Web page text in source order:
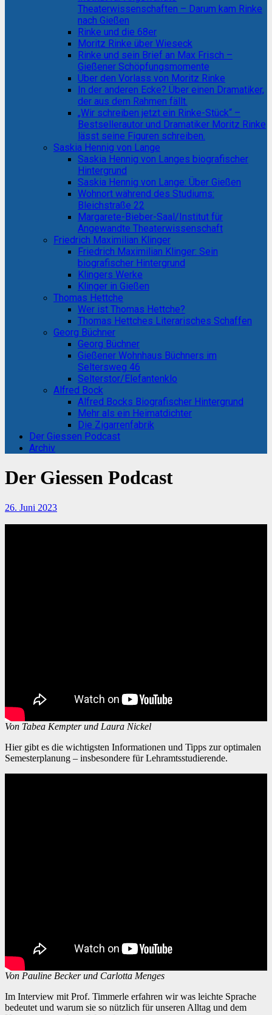
Theaterwissenschaften – Darum kam Rinke
nach Gießen
Rinke und die 68er
Moritz Rinke über Wieseck
Rinke und sein Brief an Max Frisch –
Gießener Schöpfungsmomente
Über den Vorlass von Moritz Rinke
In der anderen Ecke? Über einen Dramatiker,
der aus dem Rahmen fällt.
„Wir schreiben jetzt ein Rinke-Stück“ –
Bestsellerautor und Dramatiker Moritz Rinke
lässt seine Figuren schreiben.
Saskia Hennig von Lange
Saskia Hennig von Langes biografischer
Hintergrund
Saskia Hennig von Lange: Über Gießen
Wohnort während des Studiums:
Bleichstraße 22
Margarete-Bieber-Saal/Institut für
Angewandte Theaterwissenschaft
Friedrich Maximilian Klinger
Friedrich Maximilian Klinger: Sein
biografischer Hintergrund
Klingers Werke
Klinger in Gießen
Thomas Hettche
Wer ist Thomas Hettche?
Thomas Hettches Literarisches Schaffen
Georg Büchner
Georg Büchner
Gießener Wohnhaus Büchners im
Seltersweg 46
Selterstor/Elefantenklo
Alfred Bock
Alfred Bocks Biografischer Hintergrund
Mehr als ein Heimatdichter
Die Zigarrenfabrik
Der Giessen Podcast
Archiv
Der Giessen Podcast
26. Juni 2023
Von Tabea Kempter und Laura Nickel
Hier gibt es die wichtigsten Informationen und Tipps zur optimalen
Semesterplanung – insbesondere für Lehramtsstudierende.
Von Pauline Becker und Carlotta Menges
Im Interview mit Prof. Timmerle erfahren wir was leichte Sprache
bedeutet und warum sie so nützlich für unseren Alltag und dem